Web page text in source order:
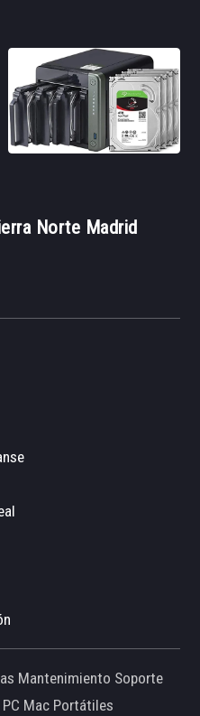
Norte Madrid
Mantenimiento Soporte
Mac Portátiles